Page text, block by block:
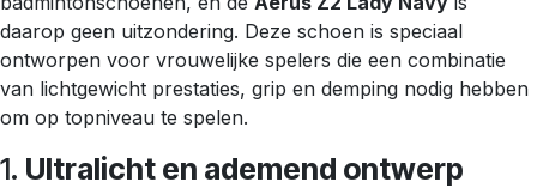
daarop geen uitzondering. Deze schoen is speciaal
ontworpen voor vrouwelijke spelers die een combinatie
van lichtgewicht prestaties, grip en demping nodig hebben
om op topniveau te spelen.
1. Ultralicht en ademend ontwerp